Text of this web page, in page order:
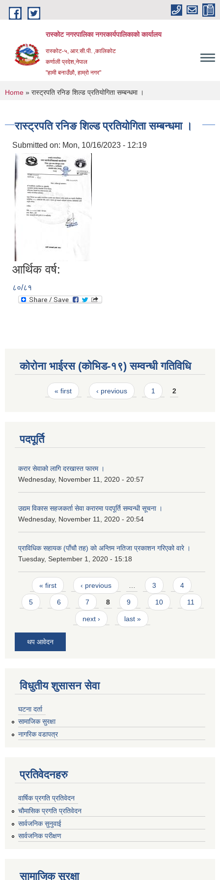
Skip to main content
रास्कोट नगरपालिका नगरकार्यपालिकाको कार्यालय
रास्कोट-५, आर.सी.पी. ,कालिकोट
कर्णाली प्रदेश,नेपाल
"हामी बनाउँछौ, हाम्रो नगर"
You are here
Home » रास्ट्रपति रनिङ शिल्ड प्रतियोगिता सम्बन्धमा ।
रास्ट्रपति रनिङ शिल्ड प्रतियोगिता सम्बन्धमा ।
Submitted on: Mon, 10/16/2023 - 12:19
आर्थिक वर्ष:
८०/८१
कोरोना भाईरस (कोभिड-१९) सम्वन्धी गतिविधि
Pages« first ‹ previous 1 2
पदपूर्ति
करार सेवाको लागि दरखास्त फारम ।
Wednesday, November 11, 2020 - 20:57
उद्यम विकास सहजकर्ता सेवा करारमा पदपूर्ति सम्वन्धी सूचना ।
Wednesday, November 11, 2020 - 20:54
प्राविधिक सहायक (पाँचौ तह) को अन्तिम नतिजा प्रकाशन गरिएको वारे ।
Tuesday, September 1, 2020 - 15:18
Pages
« first ‹ previous … 3 4
5 6 7 8 9 10 11
next › last »
थप आवेदन
विधुतीय शुसासन सेवा
घटना दर्ता
सामाजिक सुरक्षा
नागरिक वडापत्र
प्रतिवेदनहरु
वार्षिक प्रगति प्रतिवेदन
चौमासिक प्रगति प्रतिवेदन
सार्वजनिक सुनुवाई
सार्वजनिक परीक्षण
सामाजिक सुरक्षा